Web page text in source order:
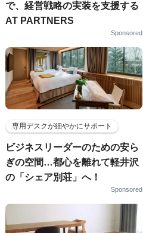
で、経営戦略の実装を支援する
AT PARTNERS
Sponsored
専用デスクが細やかにサポート
ビジネスリーダーのための安ら
ぎの空間…都心を離れて軽井沢
の「シェア別荘」へ！
Sponsored